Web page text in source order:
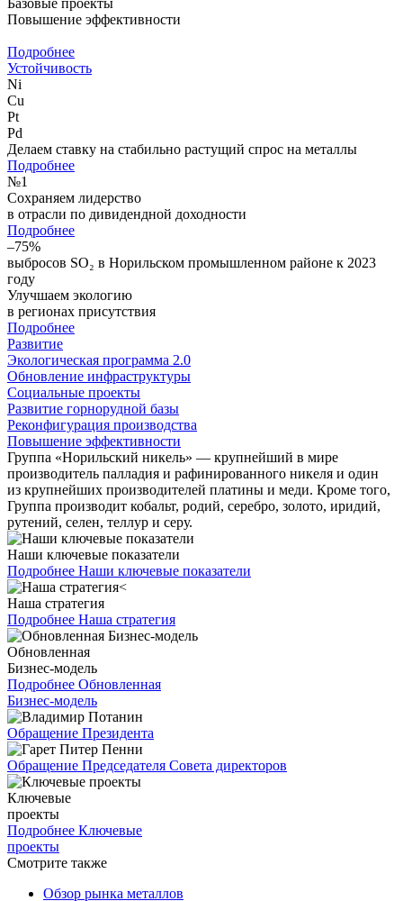
Повышение эффективности
Подробнее
Устойчивость
Ni
Cu
Pt
Pd
Делаем ставку на стабильно растущий спрос на металлы
Подробнее
№1
Сохраняем лидерство
в отрасли по дивидендной доходности
Подробнее
–75%
выбросов SO₂ в Норильском промышленном районе к 2023
году
Улучшаем экологию
в регионах присутствия
Подробнее
Развитие
Экологическая программа 2.0
Обновление инфраструктуры
Социальные проекты
Развитие горнорудной базы
Реконфигурация производства
Повышение эффективности
Группа «Норильский никель» — крупнейший в мире
производитель палладия и рафинированного никеля и один
из крупнейших производителей платины и меди. Кроме того,
Группа производит кобальт, родий, серебро, золото, иридий,
рутений, селен, теллур и серу.
Наши ключевые показатели
Подробнее Наши ключевые показатели
Наша стратегия
Подробнее Наша стратегия
Обновленная
Бизнес-модель
Подробнее Обновленная
Бизнес-модель
Обращение Президента
Обращение Председателя Совета директоров
Ключевые
проекты
Подробнее Ключевые
проекты
Смотрите также
Обзор рынка металлов